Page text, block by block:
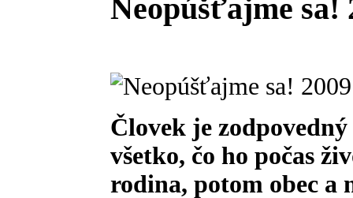
Neopúšťajme sa!
Človek je zodpovedný
všetko, čo ho počas
rodina, potom obec a